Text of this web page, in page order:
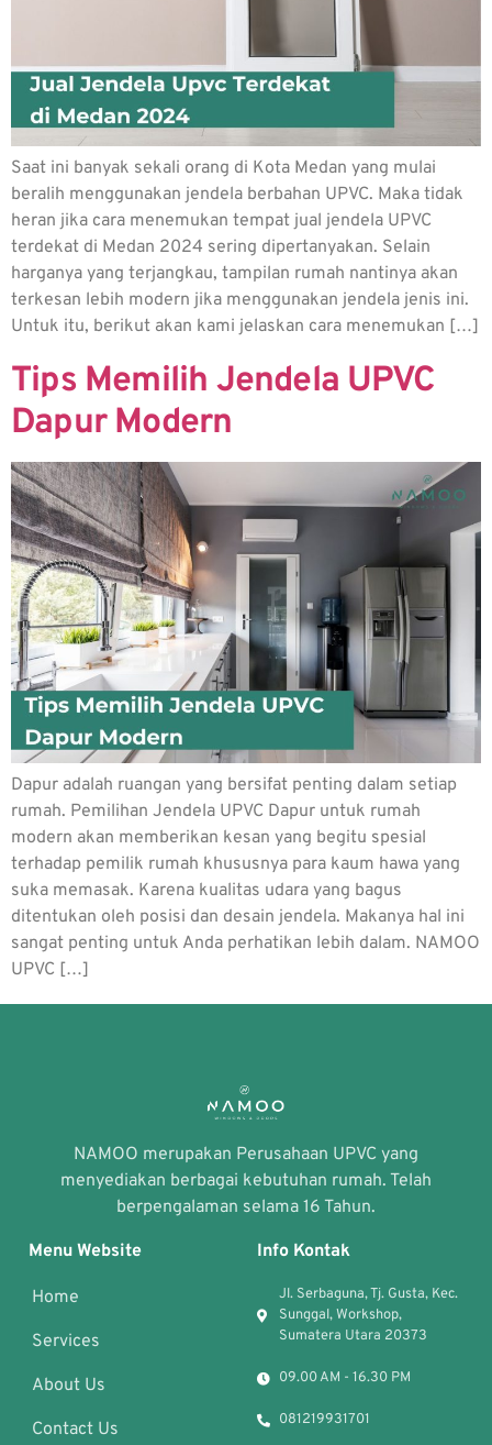
Saat ini banyak sekali orang di Kota Medan yang mulai
beralih menggunakan jendela berbahan UPVC. Maka tidak
heran jika cara menemukan tempat jual jendela UPVC
terdekat di Medan 2024 sering dipertanyakan. Selain
harganya yang terjangkau, tampilan rumah nantinya akan
terkesan lebih modern jika menggunakan jendela jenis ini.
Untuk itu, berikut akan kami jelaskan cara menemukan […]
Tips Memilih Jendela UPVC
Dapur Modern
Dapur adalah ruangan yang bersifat penting dalam setiap
rumah. Pemilihan Jendela UPVC Dapur untuk rumah
modern akan memberikan kesan yang begitu spesial
terhadap pemilik rumah khususnya para kaum hawa yang
suka memasak. Karena kualitas udara yang bagus
ditentukan oleh posisi dan desain jendela. Makanya hal ini
sangat penting untuk Anda perhatikan lebih dalam. NAMOO
UPVC […]
NAMOO merupakan Perusahaan UPVC yang
menyediakan berbagai kebutuhan rumah. Telah
berpengalaman selama 16 Tahun.
Menu Website
Home
Services
About Us
Contact Us
Info Kontak
Jl. Serbaguna, Tj. Gusta, Kec.
Sunggal, Workshop,
Sumatera Utara 20373
09.00 AM - 16.30 PM
081219931701